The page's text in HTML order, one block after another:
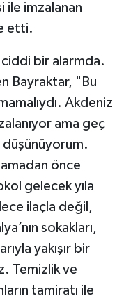
ile imzalanan
etti.
bir alarmda.
Bayraktar, "Bu
Akdeniz
ama geç
düşünüyorum.
önce
gelecek yıla
ilaçla değil,
sokakları,
yakışır bir
Temizlik ve
tamiratı ile